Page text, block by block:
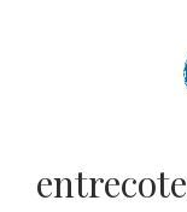
entrecote